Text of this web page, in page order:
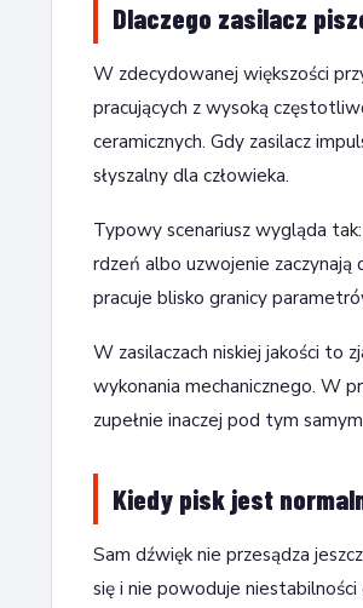
Dlaczego zasilacz
W zdecydowanej większości
pracujących z wysoką
ceramicznych. Gdy zasilacz
słyszalny dla człowieka.
Typowy scenariusz wygląda
rdzeń albo uzwojenie
pracuje blisko granicy
W zasilaczach niskiej jakości to
wykonania mechanicznego. W
zupełnie inaczej pod tym
Kiedy pisk jest
Sam dźwięk nie przesądza
się i nie powoduje